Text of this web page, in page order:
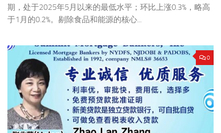
期，处于2025年5月以来的最低水平；环比上涨0.3%，略高
于1月的0.2%。剔除食品和能源的核心...
0